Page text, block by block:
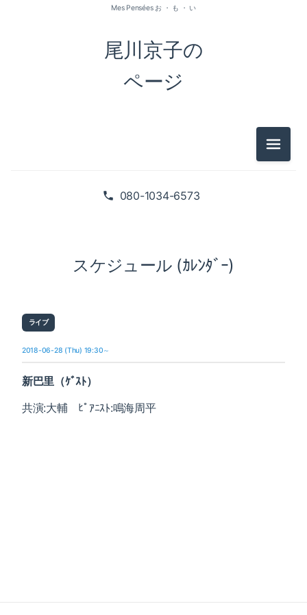
080-1034-6573
尾川京子の
ページ
Mes Pensées お ・ も ・ い
メニュ
スケジュール (ｶﾚﾝﾀﾞｰ)
ライブ
2018-06-28 (Thu) 19:30～
新巴里（ｹﾞｽﾄ）
共演:大輔 ﾋﾟｱﾆｽﾄ:鳴海周平